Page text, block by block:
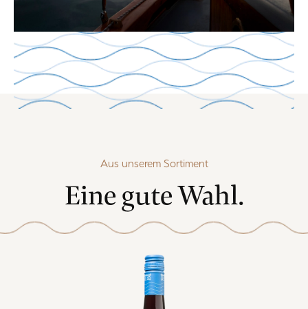
Aus unserem Sortiment
Eine gute Wahl.